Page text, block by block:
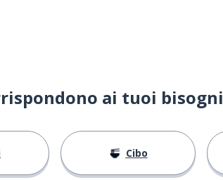
ai tuoi bisogni
Cibo